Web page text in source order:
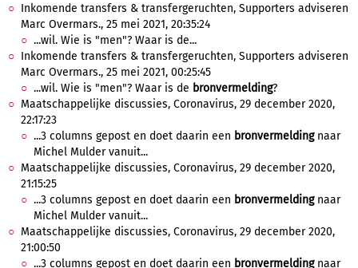
Inkomende transfers & transfergeruchten, Supporters adviseren
Marc Overmars., 25 mei 2021, 20:35:24
...wil. Wie is "men"? Waar is de...
Inkomende transfers & transfergeruchten, Supporters adviseren
Marc Overmars., 25 mei 2021, 00:25:45
...wil. Wie is "men"? Waar is de bronvermelding?
Maatschappelijke discussies, Coronavirus, 29 december 2020,
22:17:23
...3 columns gepost en doet daarin een bronvermeldingnaar
Michel Mulder vanuit...
Maatschappelijke discussies, Coronavirus, 29 december 2020,
21:15:25
...3 columns gepost en doet daarin een bronvermeldingnaar
Michel Mulder vanuit...
Maatschappelijke discussies, Coronavirus, 29 december 2020,
21:00:50
...3 columns gepost en doet daarin een bronvermeldingnaar